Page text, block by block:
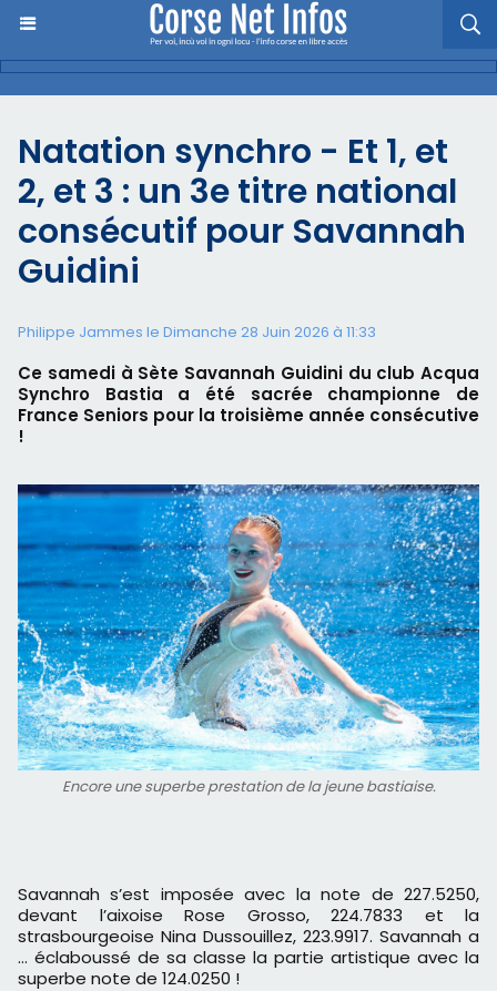
Natation synchro - Et 1, et
2, et 3 : un 3e titre national
consécutif pour Savannah
Guidini
Philippe Jammes le Dimanche 28 Juin 2026 à 11:33
Ce samedi à Sète Savannah Guidini du club Acqua
Synchro Bastia a été sacrée championne de
France Seniors pour la troisième année consécutive
!
Encore une superbe prestation de la jeune bastiaise.
Savannah s’est imposée avec la note de 227.5250,
devant l’aixoise Rose Grosso, 224.7833 et la
strasbourgeoise Nina Dussouillez, 223.9917. Savannah a
… éclaboussé de sa classe la partie artistique avec la
superbe note de 124.0250 !